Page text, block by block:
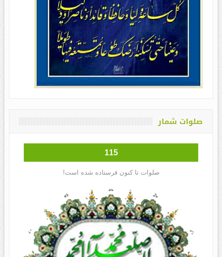
صلوات شمار
115
صلوات تا کنون فرستاده شده است!